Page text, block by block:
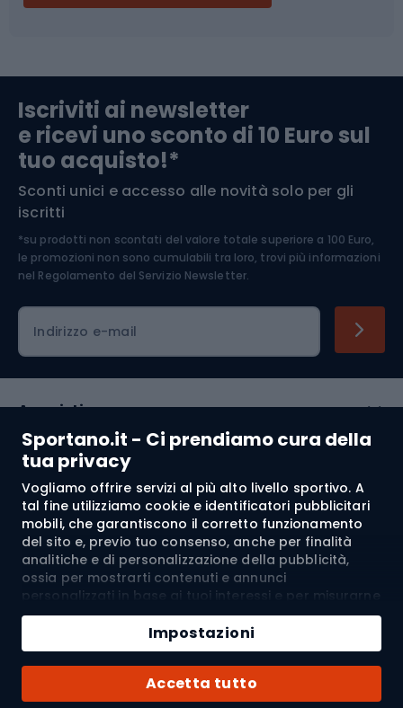
Sportano.it - Ci prendiamo cura della
tua privacy
Vogliamo offrire servizi al più alto livello sportivo. A
tal fine utilizziamo cookie e identificatori pubblicitari
mobili, che garantiscono il corretto funzionamento
del sito e, previo tuo consenso, anche per finalità
analitiche e di personalizzazione della pubblicità,
ossia per mostrarti contenuti e annunci
personalizzati in base ai tuoi interessi e per misurarne
l’efficacia. I cookie e gli identificatori pubblicitari
mobili possono essere utilizzati sia per attività
pubblicitarie personalizzate sia non personalizzate, a
seconda dei consensi da te espressi. Se clicchi su
“Accetta tutto”, acconsenti al trattamento dei tuoi
dati personali da parte di SPORTANO.COM Sp. z o.o. e
Accetta tutto
Impostazioni
Quantità
Aggiungi al carrello
Acquista con
Abbigliamento da escursionismo
Componenti per biciclette
Arrampicata
Medicina dello sport
Abbigliamento ciclistico
Iscriviti ai newsletter
e ricevi uno sconto di 10 Euro sul
tuo acquisto!*
Sconti unici e accesso alle novità solo per gli
iscritti
*su prodotti non scontati del valore totale superiore a 100 Euro,
le promozioni non sono cumulabili tra loro, trovi più informazioni
nel Regolamento del Servizio Newsletter.
Indirizzo e-mail
Acquisti
Servizio clienti
Regolamento
Chi siamo
© 2026 Sportano